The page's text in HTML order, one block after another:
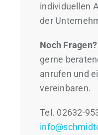
individuellen
der
Noch Fragen?
gerne
anrufen und
vereinbaren.
Tel. 02632-